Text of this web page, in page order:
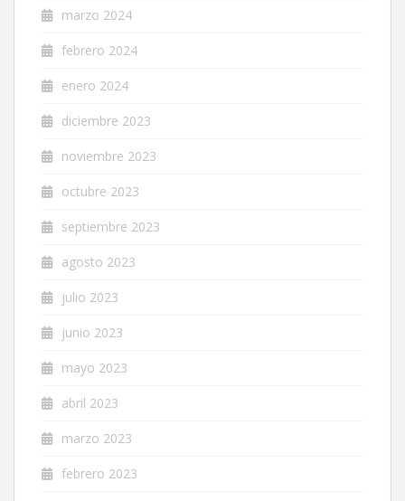
marzo 2024
febrero 2024
enero 2024
diciembre 2023
noviembre 2023
octubre 2023
septiembre 2023
agosto 2023
julio 2023
junio 2023
mayo 2023
abril 2023
marzo 2023
febrero 2023